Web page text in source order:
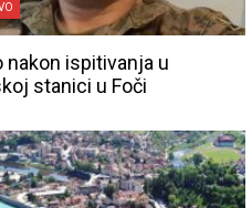
nakon ispitivanja u
stanici u Foči